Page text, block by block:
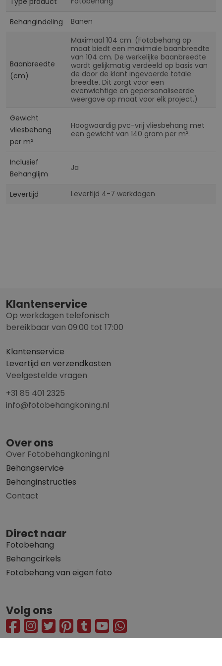
Behangindeling Banen
Baanbreedte
(cm)
Maximaal 104 cm. (Fotobehang op
maat biedt een maximale baanbreedte
van 104 cm. De werkelijke baanbreedte
wordt gelijkmatig verdeeld op basis van
de door de klant ingevoerde totale
breedte. Dit zorgt voor een
evenwichtige en gepersonaliseerde
weergave op maat voor elk project.)
Gewicht
vliesbehang
per m²
Hoogwaardig pvc-vrij vliesbehang met
een gewicht van 140 gram per m².
Inclusief
Behanglijm
Ja
Levertijd Levertijd 4-7 werkdagen
Klantenservice
Op werkdagen telefonisch
bereikbaar van 09:00 tot 17:00
Klantenservice
Levertijd en verzendkosten
Veelgestelde vragen
+31 85 401 2325
info@fotobehangkoning.nl
Over ons
Over Fotobehangkoning.nl
Behangservice
Behanginstructies
Contact
Direct naar
Fotobehang
Behangcirkels
Fotobehang van eigen foto
Volg ons